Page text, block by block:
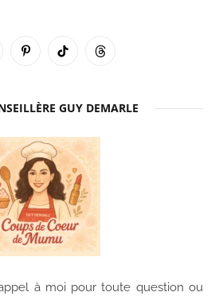
PinterestTikTok Threads
GUY DEMARLE
à moi pour toute question ou